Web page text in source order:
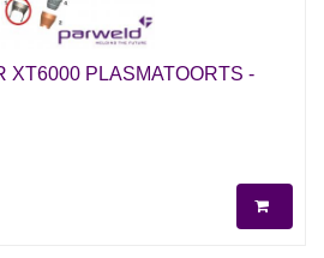
XT6000 PLASMATOORTS -